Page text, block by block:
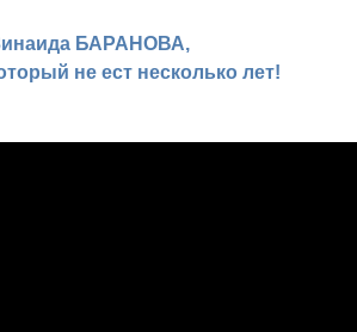
БАРАНОВА,
не ест несколько лет!